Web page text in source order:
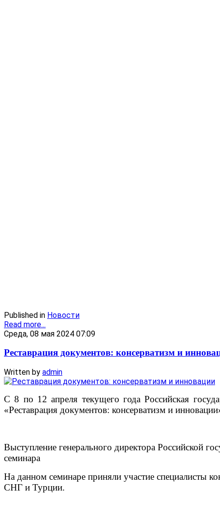
Published in Новости
Read more...
Среда, 08 мая 2024 07:09
Реставрация документов: консерватизм и
Written by admin
С 8 по 12 апреля текущего года Российская
«Реставрация документов: консерватизм и
Выступление генерального директора Российской
семинара
На данном семинаре приняли участие специалисты
СНГ и Турции.